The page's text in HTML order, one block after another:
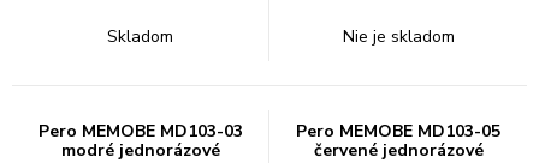
Skladom Nie je skladom
Pero MEMOBE MD103-03
modré jednorázové
Pero MEMOBE MD103-05
červené jednorázové